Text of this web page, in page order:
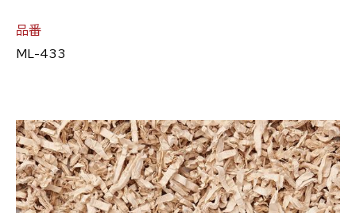
品番
ML-433